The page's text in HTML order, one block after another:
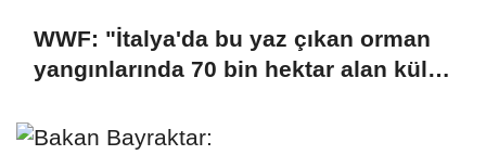
WWF: "İtalya'da bu yaz çıkan orman
yangınlarında 70 bin hektar alan kül